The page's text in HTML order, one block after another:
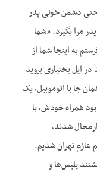
حتی دشمن خونی پدر
مرا بگیرد. «شما
به اینجا شما از
در ایل بختیاری بروید
جا با اتوموبیل، یک
همراه خودش، با
شدند،
عازم تهران شدیم.
پلیس‌ها و